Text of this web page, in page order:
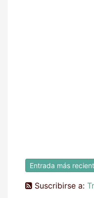
Entrada más
Suscribirse a: